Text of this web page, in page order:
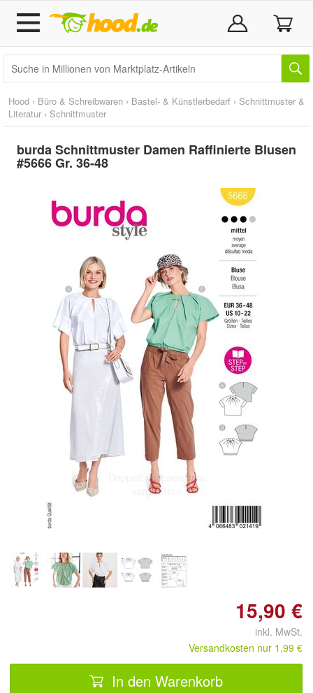
Hood › Büro & Schreibwaren › Bastel- & Künstlerbedarf › Schnittmuster &
Literatur › Schnittmuster
burda Schnittmuster Damen Raffinierte Blusen
#5666 Gr. 36-48
Doppelt antippen zum
vergrößern
15,90 €
inkl. MwSt.
Versandkosten nur 1,99 €
In den Warenkorb